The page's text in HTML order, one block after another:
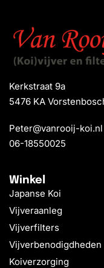
Kerkstraat 9a
5476 KA
Peter@vanrooij-koi.nl
06-18550025
Winkel
Japanse Koi
Vijveraanleg
Vijverfilters
Vijverbenodigdheden
Koiverzorging